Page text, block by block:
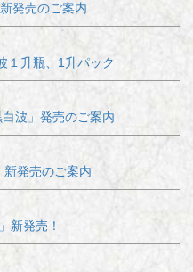
発売のご案内
升瓶、1升パック
波」発売のご案内
発売のご案内
新発売！